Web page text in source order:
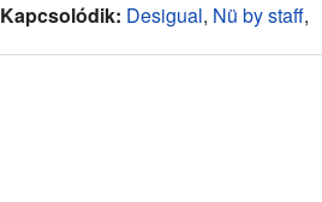
Kapcsolódik: Desigual, Nü by staff,